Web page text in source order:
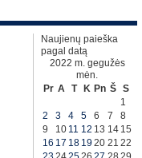
Naujienų paieška
pagal datą
2022 m. gegužės
mėn.
Pr A T K Pn Š S
1
2
3 4 5 6 7
8
9
10 11 12 13 14 15
16 17 18 1920 21 22